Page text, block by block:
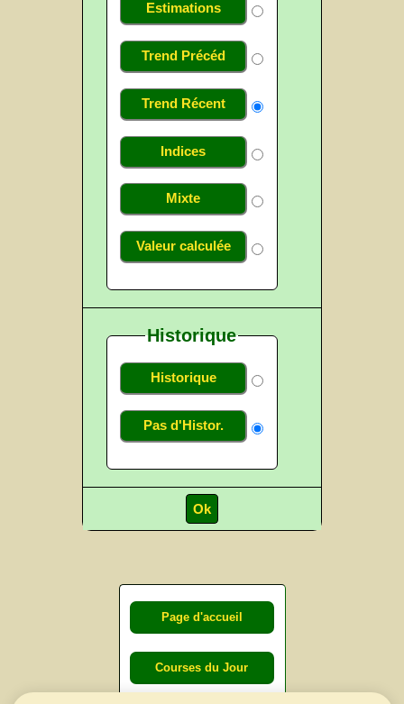
Estimations
Trend Précéd
Trend Récent
Indices
Mixte
Valeur calculée
Historique
Historique
Pas d'Histor.
Page d'accueil
Courses du Jour